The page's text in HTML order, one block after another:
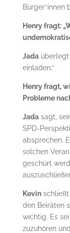
Bürger*innen
Henry fragt:
Jadaüberlegt
einladen.“
Henry fragt,
Probleme
Jadasagt,
SPD-
absprechen.
solchen
geschürt
Kevinschließt
den Beiräten
wichtig. Es
zuzuhören